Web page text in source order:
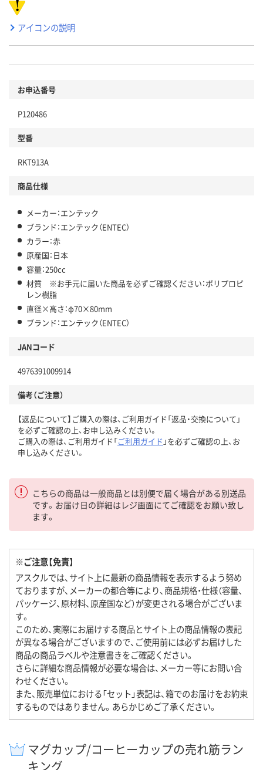
アイコンの説明
お申込番号
P120486
型番
RKT913A
商品仕様
メーカー：エンテック
ブランド：エンテック（ENTEC）
カラー：赤
原産国：日本
容量：250cc
材質 ※お手元に届いた商品を必ずご確認ください：ポリプロピ
レン樹脂
直径×高さ：φ70×80mm
ブランド：エンテック（ENTEC）
JANコード
4976391009914
備考（ご注意）
【返品について】ご購入の際は、ご利用ガイド「返品・交換について」
を必ずご確認の上、お申し込みください。
ご購入の際は、ご利用ガイド「ご利用ガイド 」を必ずご確認の上、お
申し込みください。
こちらの商品は一般商品とは別便で届く場合がある別送品
です。お届け日の詳細はレジ画面にてご確認をお願い致し
ます。
※ご注意【免責】
アスクルでは、サイト上に最新の商品情報を表示するよう努め
ておりますが、メーカーの都合等により、商品規格・仕様（容量、
パッケージ、原材料、原産国など）が変更される場合がございま
す。
このため、実際にお届けする商品とサイト上の商品情報の表記
が異なる場合がございますので、ご使用前には必ずお届けした
商品の商品ラベルや注意書きをご確認ください。
さらに詳細な商品情報が必要な場合は、メーカー等にお問い合
わせください。
また、販売単位における「セット」表記は、箱でのお届けをお約束
するものではありません。あらかじめご了承ください。
マグカップ/コーヒーカップの売れ筋ラン
キング